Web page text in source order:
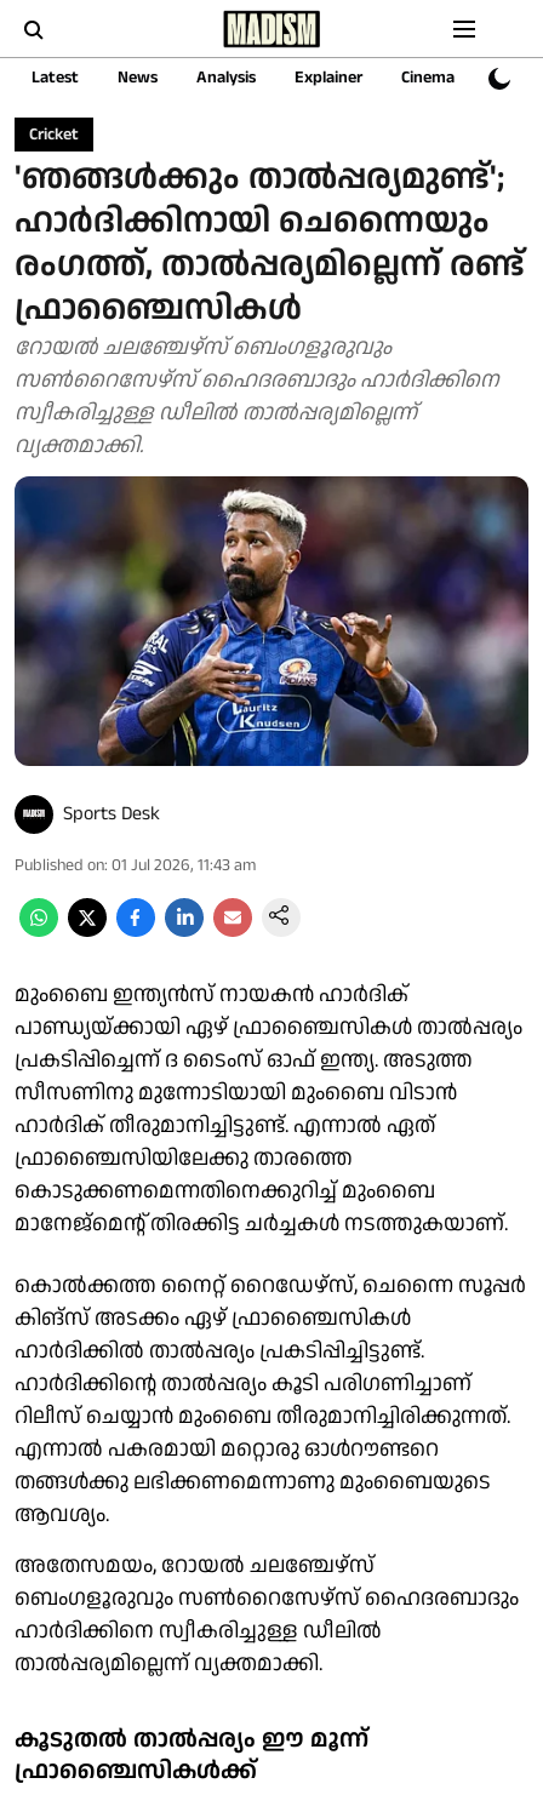
Latest News Analysis Explainer Cinema Sports
Cricket
'ഞങ്ങൾക്കും താൽപ്പര്യമുണ്ട്';
ഹാർദിക്കിനായി ചെന്നൈയും
രംഗത്ത്, താൽപ്പര്യമില്ലെന്ന് രണ്ട്
ഫ്രാഞ്ചൈസികൾ
റോയൽ ചലഞ്ചേഴ്‌സ് ബെംഗളൂരുവും
സൺറൈസേഴ്‌സ് ഹൈദരബാദും ഹാർദിക്കിനെ
സ്വീകരിച്ചുള്ള ഡീലിൽ താൽപ്പര്യമില്ലെന്ന്
വ്യക്തമാക്കി.
Sports Desk
Published on: 01 Jul 2026, 11:43 am
മുംബൈ ഇന്ത്യൻസ് നായകൻ ഹാർദിക്
പാണ്ഡ്യയ്ക്കായി ഏഴ് ഫ്രാഞ്ചൈസികൾ താൽപ്പര്യം
പ്രകടിപ്പിച്ചെന്ന് ദ ടൈംസ് ഓഫ് ഇന്ത്യ. അടുത്ത
സീസണിനു മുന്നോടിയായി മുംബൈ വിടാൻ
ഹാർദിക് തീരുമാനിച്ചിട്ടുണ്ട്. എന്നാൽ ഏത്
ഫ്രാഞ്ചൈസിയിലേക്കു താരത്തെ
കൊടുക്കണമെന്നതിനെക്കുറിച്ച് മുംബൈ
മാനേജ്‌മെന്റ് തിരക്കിട്ട ചർച്ചകൾ നടത്തുകയാണ്.
കൊൽക്കത്ത നൈറ്റ് റൈഡേഴ്‌സ്, ചെന്നൈ സൂപ്പർ
കിങ്‌സ് അടക്കം ഏഴ് ഫ്രാഞ്ചൈസികൾ
ഹാർദിക്കിൽ താൽപ്പര്യം പ്രകടിപ്പിച്ചിട്ടുണ്ട്.
ഹാർദിക്കിന്റെ താൽപ്പര്യം കൂടി പരിഗണിച്ചാണ്
റിലീസ് ചെയ്യാൻ മുംബൈ തീരുമാനിച്ചിരിക്കുന്നത്.
എന്നാൽ പകരമായി മറ്റൊരു ഓൾറൗണ്ടറെ
തങ്ങൾക്കു ലഭിക്കണമെന്നാണു മുംബൈയുടെ
ആവശ്യം.
അതേസമയം, റോയൽ ചലഞ്ചേഴ്‌സ്
ബെംഗളൂരുവും സൺറൈസേഴ്‌സ് ഹൈദരബാദും
ഹാർദിക്കിനെ സ്വീകരിച്ചുള്ള ഡീലിൽ
താൽപ്പര്യമില്ലെന്ന് വ്യക്തമാക്കി.
കൂടുതൽ താൽപ്പര്യം ഈ മൂന്ന്
ഫ്രാഞ്ചൈസികൾക്ക്